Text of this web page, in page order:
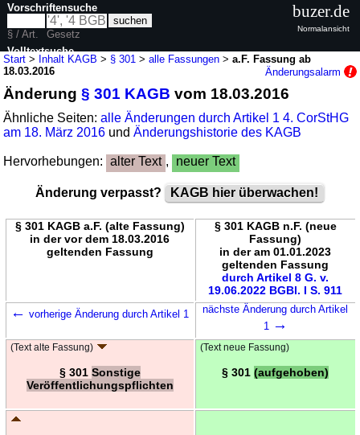
Start > Inhalt KAGB > § 301 >alle Fassungen >a.F. Fassung ab
18.03.2016
Änderungsalarm
Änderung§ 301 KAGB vom 18.03.2016
Ähnliche Seiten:alle Änderungen durch Artikel 1 4. CorStHG
am 18. März 2016 undÄnderungshistorie des KAGB
Hervorhebungen: alter Text , neuer Text
Änderung verpasst? KAGB hier überwachen!
§ 301 KAGB a.F. (alte Fassung)
in der vor dem 18.03.2016
geltenden Fassung
§ 301 KAGB n.F. (neue
Fassung)
in der am 01.01.2023
geltenden Fassung
durch Artikel 8 G. v.
19.06.2022 BGBl. I S. 911
← vorherige Änderung durch Artikel 1
nächste Änderung durch Artikel
1 →
(Text alte Fassung)
§ 301 Sonstige
Veröffentlichungspflichten
(Text neue Fassung)
§ 301 (aufgehoben)
Vorschriftensuche
§ / Art.
Gesetz
Volltextsuche
buzer.de
Normalansicht